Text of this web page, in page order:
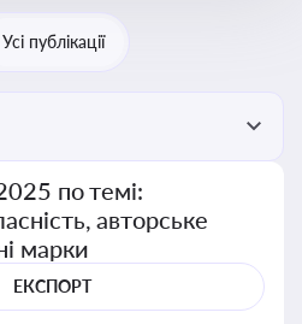
у цій сфері
Усі публікації
по темі:
авторське
марки
ЕКСПОРТ